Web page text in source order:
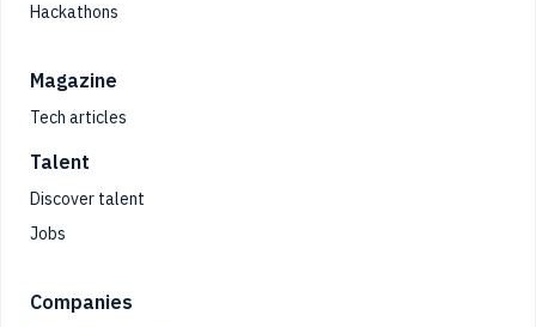
Hackathons
Magazine
Tech articles
Talent
Discover talent
Jobs
Companies